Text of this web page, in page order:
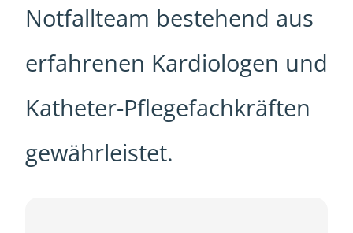
Notfallteam bestehend aus
erfahrenen Kardiologen und
Katheter-Pflegefachkräften
gewährleistet.